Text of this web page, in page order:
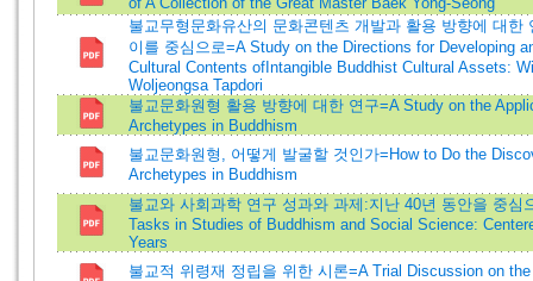
불교무형문화유산의 문화콘텐츠 개발과 활용 방향에 대한
이를 중심으로=A Study on the Directions for Developing
Cultural Contents ofIntangible Buddhist Cultural Assets:
Woljeongsa Tapdori
불교문화원형 활용 방향에 대한 연구=A Study on the
Archetypes in Buddhism
불교문화원형, 어떻게 발굴할 것인가=How to Do the
Archetypes in Buddhism
불교와 사회과학 연구 성과와 과제:지난 40년 동안을 중심
Tasks in Studies of Buddhism and Social Science:
Years
불교적 위령재 정립을 위한 시론=A Trial Discussion on